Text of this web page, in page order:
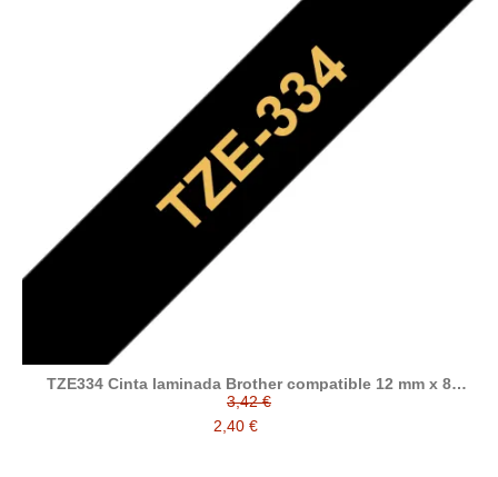
TZE334 Cinta laminada Brother compatible 12 mm x 8
metros
3,42 €
2,40 €